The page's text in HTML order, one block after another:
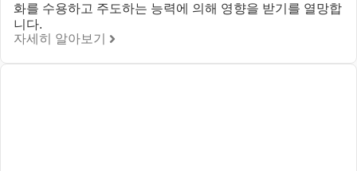
화를 수용하고 주도하는 능력에 의해 영향을 받기를 열망합
니다.
자세히 알아보기